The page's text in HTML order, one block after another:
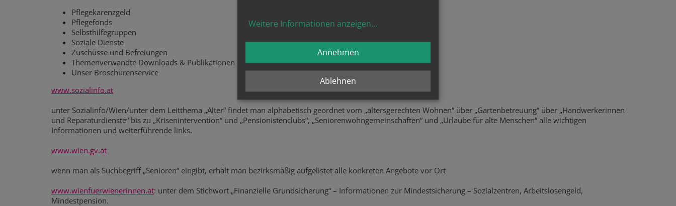
Pflegekarenzgeld
Pflegefonds
Selbsthilfegruppen
Soziale Dienste
Zuschüsse und Befreiungen
Themenverwandte Downloads & Publikationen
Unser Broschürenservice
www.sozialinfo.at
unter Sozialinfo/Wien/unter dem Leitthema „Alter“ findet man alphabetisch geordnet vom „altersgerechten Wohnen“ über „Gartenbetreuung“ über „Handwerkerinnen
und Reparaturdienste“ bis zu „Krisenintervention“ und „Pensionistenclubs“, „Seniorenwohngemeinschaften“ und „Urlaube für alte Menschen“ alle wichtigen
Informationen und weiterführende links.
www.wien.gv.at
wenn man als Suchbegriff „Senioren“ eingibt, erhält man bezirksmäßig aufgelistet alle konkreten Angebote vor Ort
www.wienfuerwienerinnen.at: unter dem Stichwort „Finanzielle Grundsicherung“ – Informationen zur Mindestsicherung – Sozialzentren, Arbeitslosengeld,
Mindestpension.
Weitere Informationen anzeigen...
Ablehnen
Annehmen